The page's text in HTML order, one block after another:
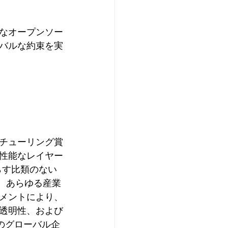
オープンソー
ルな約束を実
ューリング賞
能なレイヤー
比類のない
あらゆる産業
ントにより、
明性、および
グローバル企